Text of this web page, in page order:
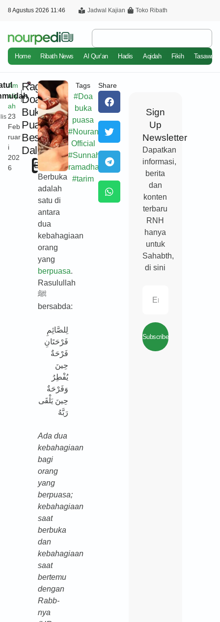
8 Agustus 2026 11:46 Jadwal Kajian Toko Ribath
Home Ribath News Al Qur’an Hadis Aqidah Fikih Tasawuf
Am
aliy
ah
23
Feb
ruar
i
202
6
Ragam
Doa
Buka
Puasa
Beserta
Dalilnya
Cetak
Berbuka
adalah
satu di
antara
dua
kebahagiaan
orang
yang
berpuasa.
Rasulullah
ﷺ
bersabda:
لِلصَّائِمِ
فَرْحَتَانِ
فَرْحَةٌ
حِينَ
يُفْطِرُ
وَفَرْحَةٌ
حِينَ يَلْقَى
رَبَّهُ
Ada dua
kebahagiaan
bagi
orang
yang
berpuasa;
kebahagiaan
saat
berbuka
dan
kebahagiaan
saat
bertemu
dengan
Rabb-
nya
Tags
#Doa
buka
puasa
#Nouraniyyah
Official
#Sunnah
ramadhan
#tarim
Share
Sign
Up
Newsletter
Dapatkan
informasi,
berita
dan
konten
terbaru
RNH
hanya
untuk
Sahabth,
di sini
Subscribe